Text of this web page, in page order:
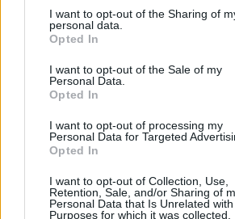
not limited to your visit or usage
grant or deny consent to Google and its
use your data for below specified
consent section.
I want to opt-out of the Sharing of
personal data.
Opted In
I want to opt-out of the Sale of my
Personal Data.
Opted In
I want to opt-out of processing my
Personal Data for Targeted
Opted In
I want to opt-out of Collection, Use,
Retention, Sale, and/or Sharing of
Personal Data that Is Unrelated
Purposes for which it was collected.
Lõrinci varázslat
szinhazhu•2004. július 29.